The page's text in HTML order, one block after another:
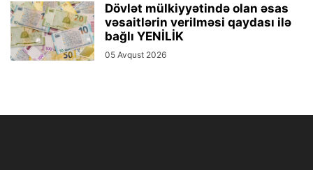
Dövlət mülkiyyətində olan əsas
vəsaitlərin verilməsi qaydası ilə
bağlı YENİLİK
05 Avqust 2026